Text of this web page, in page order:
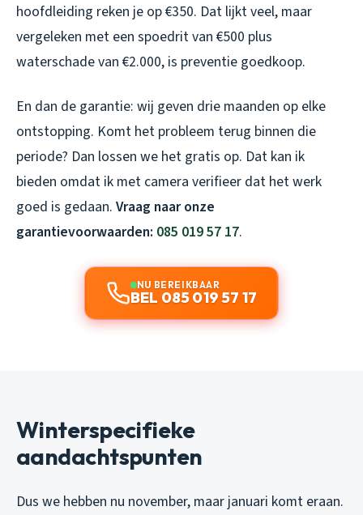
hoofdleiding reken je op €350. Dat lijkt veel, maar
vergeleken met een spoedrit van €500 plus
waterschade van €2.000, is preventie goedkoop.
En dan de garantie: wij geven drie maanden op elke
ontstopping. Komt het probleem terug binnen die
periode? Dan lossen we het gratis op. Dat kan ik
bieden omdat ik met camera verifieer dat het werk
goed is gedaan. Vraag naar onze
garantievoorwaarden: 085 019 57 17.
NU BEREIKBAAR
BEL 085 019 57 17
Winterspecifieke
aandachtspunten
Dus we hebben nu november, maar januari komt eraan.